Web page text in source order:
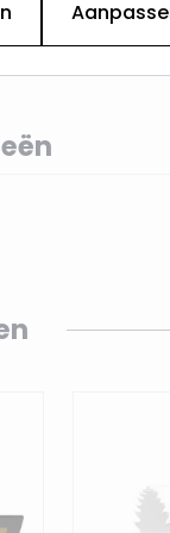
the carousel